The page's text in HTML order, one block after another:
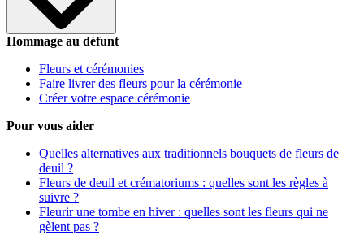
Hommage au défunt
Fleurs et cérémonies
Faire livrer des fleurs pour la cérémonie
Créer votre espace cérémonie
Pour vous aider
Quelles alternatives aux traditionnels bouquets de fleurs de
deuil ?
Fleurs de deuil et crématoriums : quelles sont les règles à
suivre ?
Fleurir une tombe en hiver : quelles sont les fleurs qui ne
gèlent pas ?